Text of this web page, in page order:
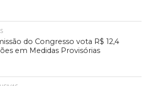
do Congresso vota R$ 12,4
em Medidas Provisórias